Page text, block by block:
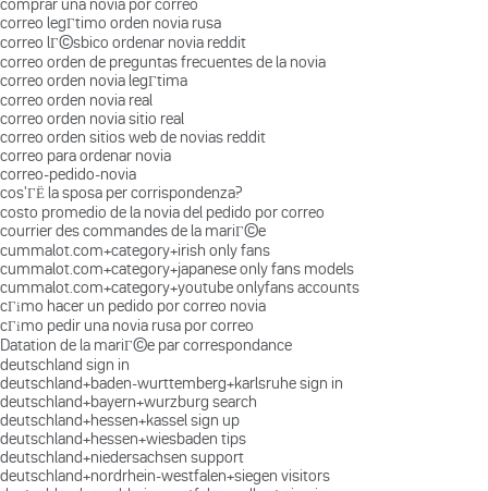
comprar una novia por correo
correo legГ­timo orden novia rusa
correo lГ©sbico ordenar novia reddit
correo orden de preguntas frecuentes de la novia
correo orden novia legГ­tima
correo orden novia real
correo orden novia sitio real
correo orden sitios web de novias reddit
correo para ordenar novia
correo-pedido-novia
cos'ГЁ la sposa per corrispondenza?
costo promedio de la novia del pedido por correo
courrier des commandes de la mariГ©e
cummalot.com+category+irish only fans
cummalot.com+category+japanese only fans models
cummalot.com+category+youtube onlyfans accounts
cГіmo hacer un pedido por correo novia
cГіmo pedir una novia rusa por correo
Datation de la mariГ©e par correspondance
deutschland sign in
deutschland+baden-wurttemberg+karlsruhe sign in
deutschland+bayern+wurzburg search
deutschland+hessen+kassel sign up
deutschland+hessen+wiesbaden tips
deutschland+niedersachsen support
deutschland+nordrhein-westfalen+siegen visitors